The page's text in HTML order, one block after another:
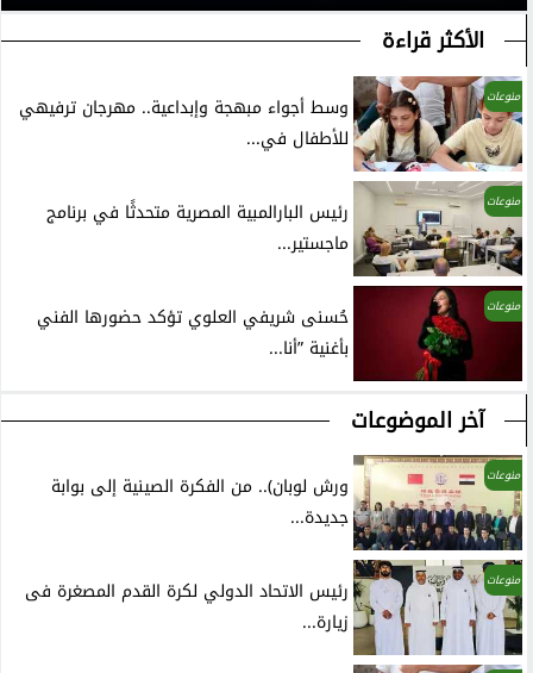
الأكثر قراءة
منوعات
وسط أجواء مبهجة وإبداعية.. مهرجان ترفيهي
للأطفال في...
منوعات
رئيس البارالمبية المصرية متحدثًا في برنامج
ماجستير...
منوعات
حُسنى شريفي العلوي تؤكد حضورها الفني
بأغنية ”أنا...
آخر الموضوعات
منوعات
ورش لوبان).. من الفكرة الصينية إلى بوابة
جديدة...
منوعات
رئيس الاتحاد الدولي لكرة القدم المصغرة فى
زيارة...